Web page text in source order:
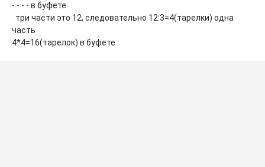
- - - - в буфете
часть
4*4=16(тарелок) в буфете